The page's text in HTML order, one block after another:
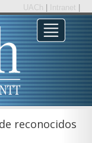
UACh Intranet
reconocidos